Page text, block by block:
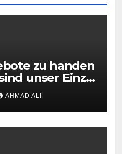
zu handen
unser Einzig
Sehorgan fallt,
Spielsalon-
AHMAD ALI